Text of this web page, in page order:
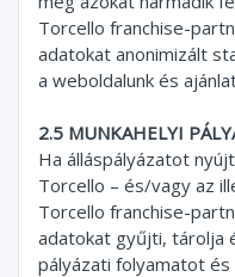
Torcello franchise-
adatokat anonimizált
a weboldalunk és
2.5 MUNKAHELYI
Ha álláspályázatot
Torcello – és/vagy az
Torcello franchise-
adatokat gyűjti, tárolja
pályázati folyamatot